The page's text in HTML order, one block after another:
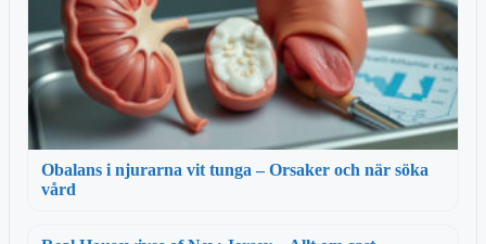
Obalans i njurarna vit tunga – Orsaker och när söka
vård